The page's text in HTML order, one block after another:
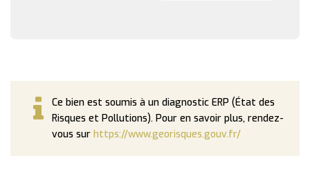
Ce bien est soumis à un diagnostic ERP (État des
Risques et Pollutions). Pour en savoir plus, rendez-
vous sur https://www.georisques.gouv.fr/